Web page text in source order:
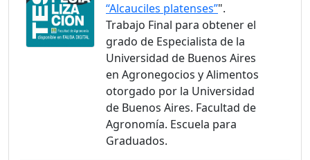
“Alcauciles platenses”".
Trabajo Final para obtener el
grado de Especialista de la
Universidad de Buenos Aires
en Agronegocios y Alimentos
otorgado por la Universidad
de Buenos Aires. Facultad de
Agronomía. Escuela para
Graduados.